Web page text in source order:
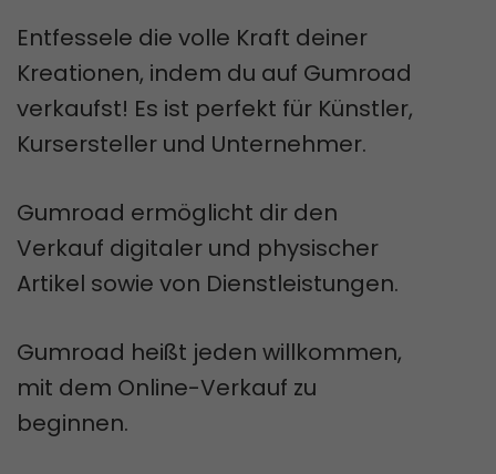
Entfessele die volle Kraft deiner
Kreationen, indem du auf Gumroad
verkaufst! Es ist perfekt für Künstler,
Kursersteller und Unternehmer.
Gumroad ermöglicht dir den
Verkauf digitaler und physischer
Artikel sowie von Dienstleistungen.
Gumroad heißt jeden willkommen,
mit dem Online-Verkauf zu
beginnen.